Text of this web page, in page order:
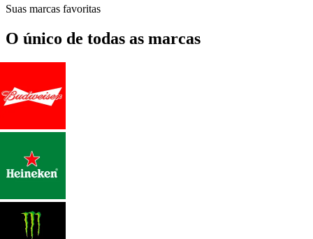
Suas marcas favoritas
O único de todas as marcas